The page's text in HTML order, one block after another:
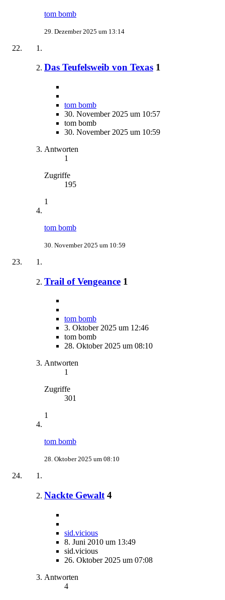
tom bomb
29. Dezember 2025 um 13:14
Das Teufelsweib von Texas 1
tom bomb
30. November 2025 um 10:57
tom bomb
30. November 2025 um 10:59
Antworten
1
Zugriffe
195
1
tom bomb
30. November 2025 um 10:59
Trail of Vengeance 1
tom bomb
3. Oktober 2025 um 12:46
tom bomb
28. Oktober 2025 um 08:10
Antworten
1
Zugriffe
301
1
tom bomb
28. Oktober 2025 um 08:10
Nackte Gewalt 4
sid.vicious
8. Juni 2010 um 13:49
sid.vicious
26. Oktober 2025 um 07:08
Antworten
4